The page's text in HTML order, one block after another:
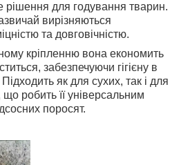
рішення для годування тварин.
вирізняються
та довговічністю.
кріпленню вона економить
забезпечуючи гігієну в
як для сухих, так і для
що робить її універсальним
поросят.